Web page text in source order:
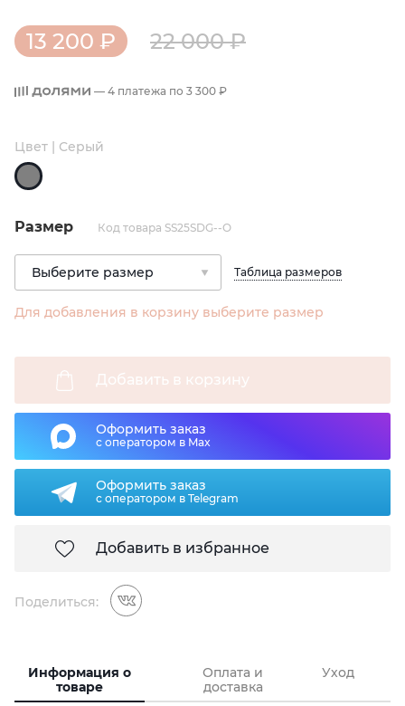
13 200 ₽ 22 000 ₽
— 4 платежа по 3 300 ₽
Цвет | Серый
Размер Код товара SS25SDG--O
Таблица размеров
Для добавления в корзину выберите размер
Добавить в корзину
Оформить заказ
с оператором в Max
Оформить заказ
с оператором в Telegram
Добавить в избранное
Поделиться:
Информация о
товаре
Оплата и
доставка
Уход